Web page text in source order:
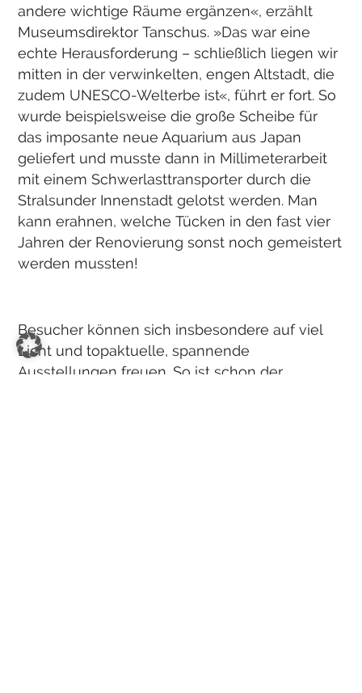
andere wichtige Räume ergänzen«, erzählt
Museumsdirektor Tanschus. »Das war eine
echte Herausforderung – schließlich liegen wir
mitten in der verwinkelten, engen Altstadt, die
zudem UNESCO-Welterbe ist«, führt er fort. So
wurde beispielsweise die große Scheibe für
das imposante neue Aquarium aus Japan
geliefert und musste dann in Millimeterarbeit
mit einem Schwerlasttransporter durch die
Stralsunder Innenstadt gelotst werden. Man
kann erahnen, welche Tücken in den fast vier
Jahren der Renovierung sonst noch gemeistert
werden mussten!
Besucher können sich insbesondere auf viel
Licht und topaktuelle, spannende
Ausstellungen freuen. So ist schon der